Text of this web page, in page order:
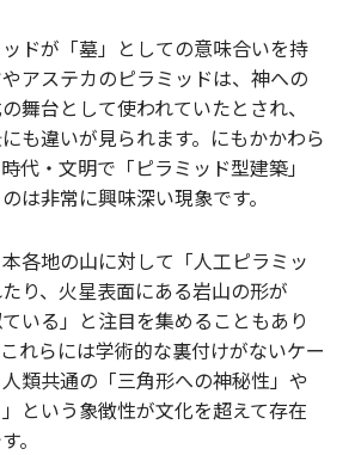
ドが「墓」としての意味合いを持
アステカのピラミッドは、神への
舞台として使われていたとされ、
も違いが見られます。にもかかわら
代・文明で「ピラミッド型建築」
は非常に興味深い現象です。
各地の山に対して「人工ピラミッ
り、火星表面にある岩山の形が
ている」と注目を集めることもあり
れらには学術的な裏付けがないケー
類共通の「三角形への神秘性」や
」という象徴性が文化を超えて存在
。